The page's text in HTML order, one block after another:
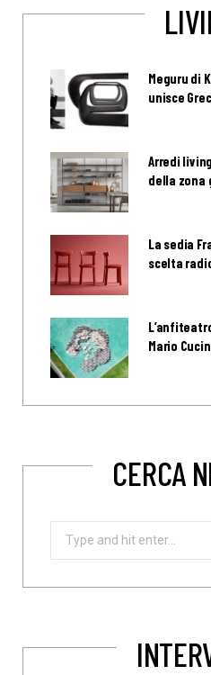
Meguru di
unisce
Arredi
della zona
La sedia
scelta
Mario
CERCA
Search